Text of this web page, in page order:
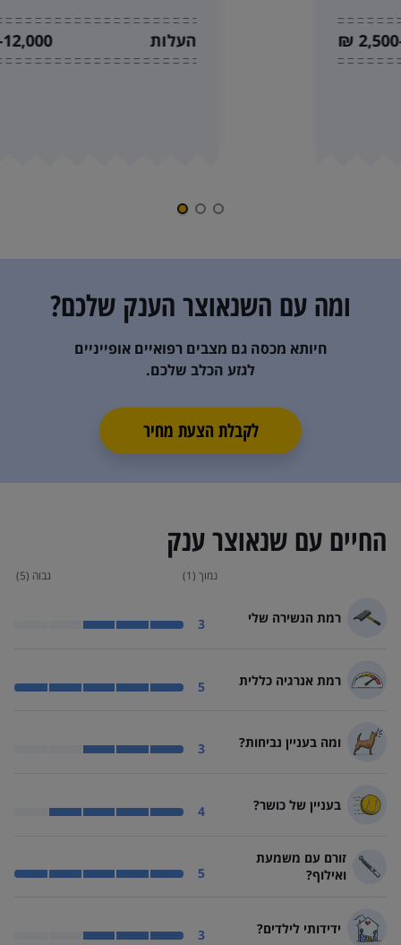
6,000-12,000 ₪
ומה עם השנאוצר הענק שלכם?
חיותא מכסה גם מצבים רפואיים אופייניים
לגזע הכלב שלכם.
לקבלת הצעת מחיר
החיים עם שנאוצר ענק
נמוך (1) גבוה (5)
רמת הנשירה שלי
רמת הנשירה של שנאוצר ענק בינונית
3
רמת אנרגיה כללית
רמת האנרגיה של שנאוצר ענק גבוהה מאוד
5
ומה בעניין נביחות?
שנאוצר ענק נובח? כשצריך
3
בעניין של כושר?
שנאוצר ענק בעניין של כושר? ספורטיבי
4
זורם עם משמעת
ואילוף?
שנאוצר ענק זורם עם משמעת ואילוף? תלמיד מצטיין
5
ידידותי לילדים?
שנאוצר ענק ידידותי לילדים? ידידותי
3